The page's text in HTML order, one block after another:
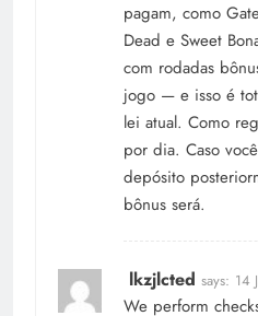
pagam, como
Dead e Sweet
com rodadas
jogo — e isso é
lei atual. Como
por dia. Caso
depósito
bônus será.
lkzjlcted says: 14
We perform